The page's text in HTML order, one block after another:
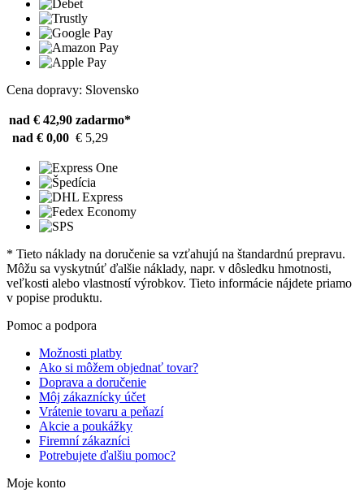
Cena dopravy: Slovensko
nad € 42,90 zadarmo*
nad € 0,00 € 5,29
* Tieto náklady na doručenie sa vzťahujú na štandardnú prepravu.
Môžu sa vyskytnúť ďalšie náklady, napr. v dôsledku hmotnosti,
veľkosti alebo vlastností výrobkov. Tieto informácie nájdete priamo
v popise produktu.
Pomoc a podpora
Možnosti platby
Ako si môžem objednať tovar?
Doprava a doručenie
Môj zákaznícky účet
Vrátenie tovaru a peňazí
Akcie a poukážky
Firemní zákazníci
Potrebujete ďalšiu pomoc?
Moje konto